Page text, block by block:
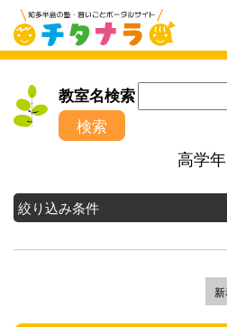
教室名検索
検索
高学年
絞り込み条件